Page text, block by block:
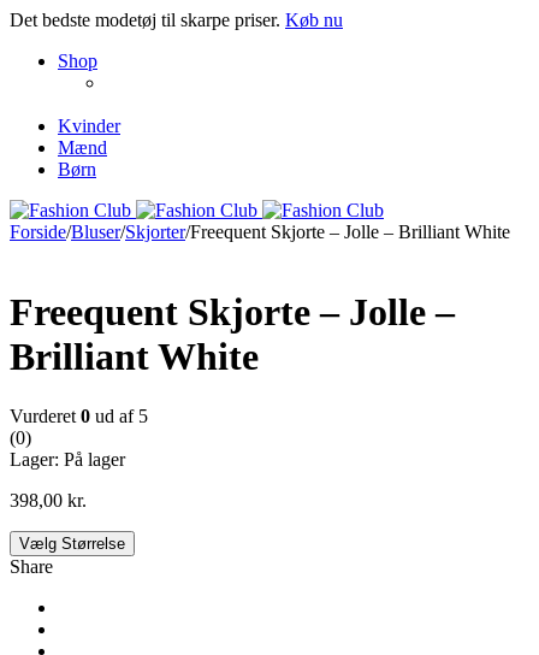
Det bedste modetøj til skarpe priser. Køb nu
Shop
Kvinder
Mænd
Børn
Forside/Bluser/Skjorter/Freequent Skjorte – Jolle – Brilliant White
Freequent Skjorte – Jolle –
Brilliant White
Vurderet 0 ud af 5
(0)
Lager: På lager
398,00 kr.
Vælg Størrelse
Share